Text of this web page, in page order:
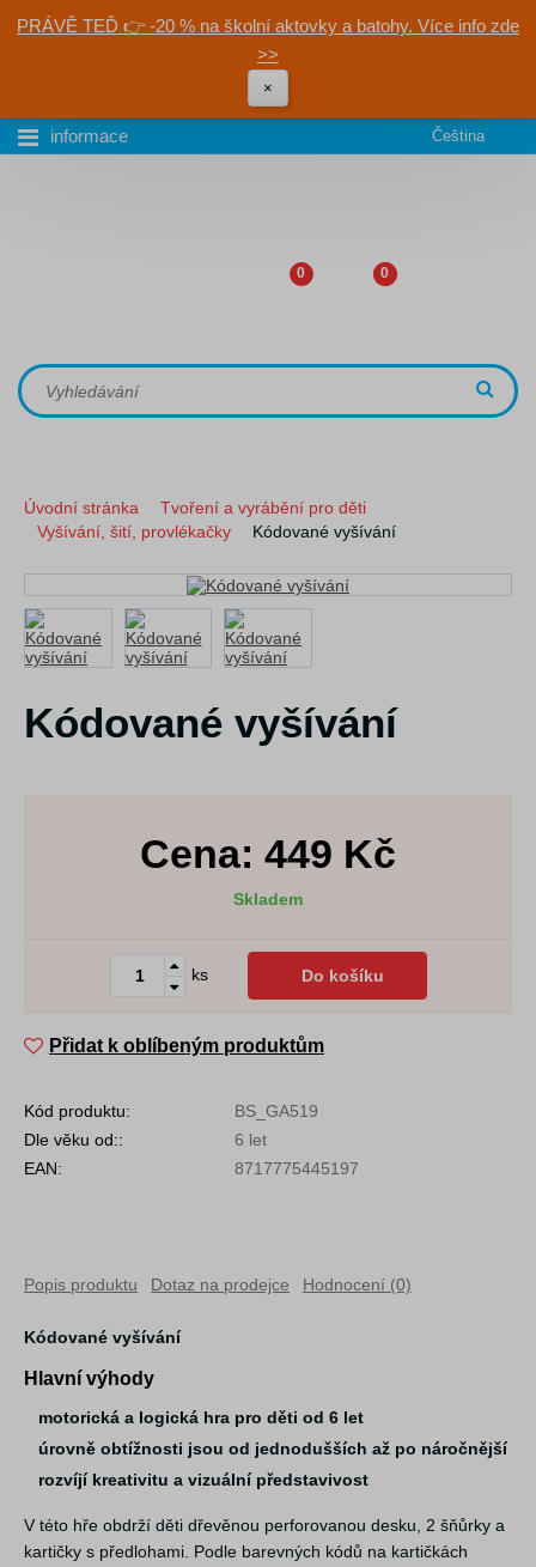
PRÁVĚ TEĎ 👉 -20 % na školní aktovky a batohy. Více info zde
>>
×
informace Čeština
0 0
Úvodní stránka
Tvoření a vyrábění pro děti
Vyšívání, šití, provlékačky
Kódované vyšívání
Kódované vyšívání
Cena: 449 Kč
Skladem
ks Do košíku
Přidat k oblíbeným produktům
Kód produktu:
BS_GA519
Dle věku od::
6 let
EAN:
8717775445197
Popis produktu Dotaz na prodejce Hodnocení (0)
Kódované vyšívání
Hlavní výhody
motorická a logická hra pro děti od 6 let
úrovně obtížnosti jsou od jednodušších až po náročnější
rozvíjí kreativitu a vizuální představivost
V této hře obdrží děti dřevěnou perforovanou desku, 2 šňůrky a
kartičky s předlohami. Podle barevných kódů na kartičkách